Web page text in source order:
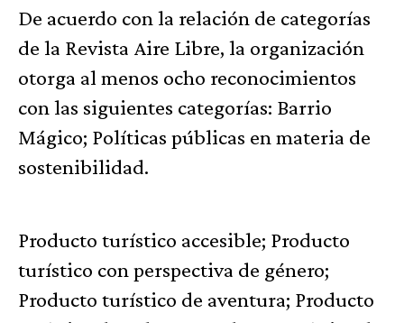
De acuerdo con la relación de categorías
de la Revista Aire Libre, la organización
otorga al menos ocho reconocimientos
con las siguientes categorías: Barrio
Mágico; Políticas públicas en materia de
sostenibilidad.
Producto turístico accesible; Producto
turístico con perspectiva de género;
Producto turístico de aventura; Producto